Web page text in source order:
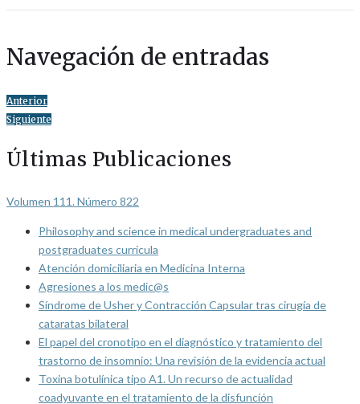
Navegación de entradas
Anterior
Siguiente
Últimas Publicaciones
Volumen 111. Número 822
Philosophy and science in medical undergraduates and
postgraduates curricula
Atención domiciliaria en Medicina Interna
Agresiones a los medic@s
Síndrome de Usher y Contracción Capsular tras cirugía de
cataratas bilateral
El papel del cronotipo en el diagnóstico y tratamiento del
trastorno de insomnio: Una revisión de la evidencia actual
Toxina botulínica tipo A1. Un recurso de actualidad
coadyuvante en el tratamiento de la disfunción